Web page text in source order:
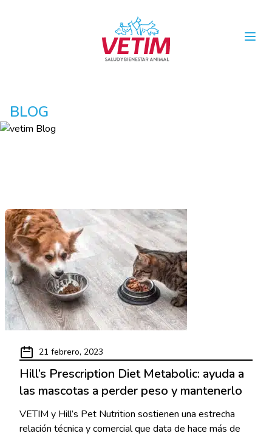
BLOG
21 febrero, 2023
Hill’s Prescription Diet Metabolic: ayuda a
las mascotas a perder peso y mantenerlo
VETIM y Hill’s Pet Nutrition sostienen una estrecha
relación técnica y comercial que data de hace más de